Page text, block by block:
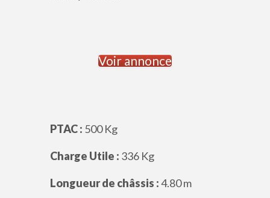
Voir annonce
PTAC : 500 Kg
Charge Utile : 336 Kg
Longueur de châssis :4.80 m